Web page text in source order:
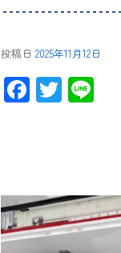
投稿日 2025年11月12日
F
ac
o
ok
T
wi